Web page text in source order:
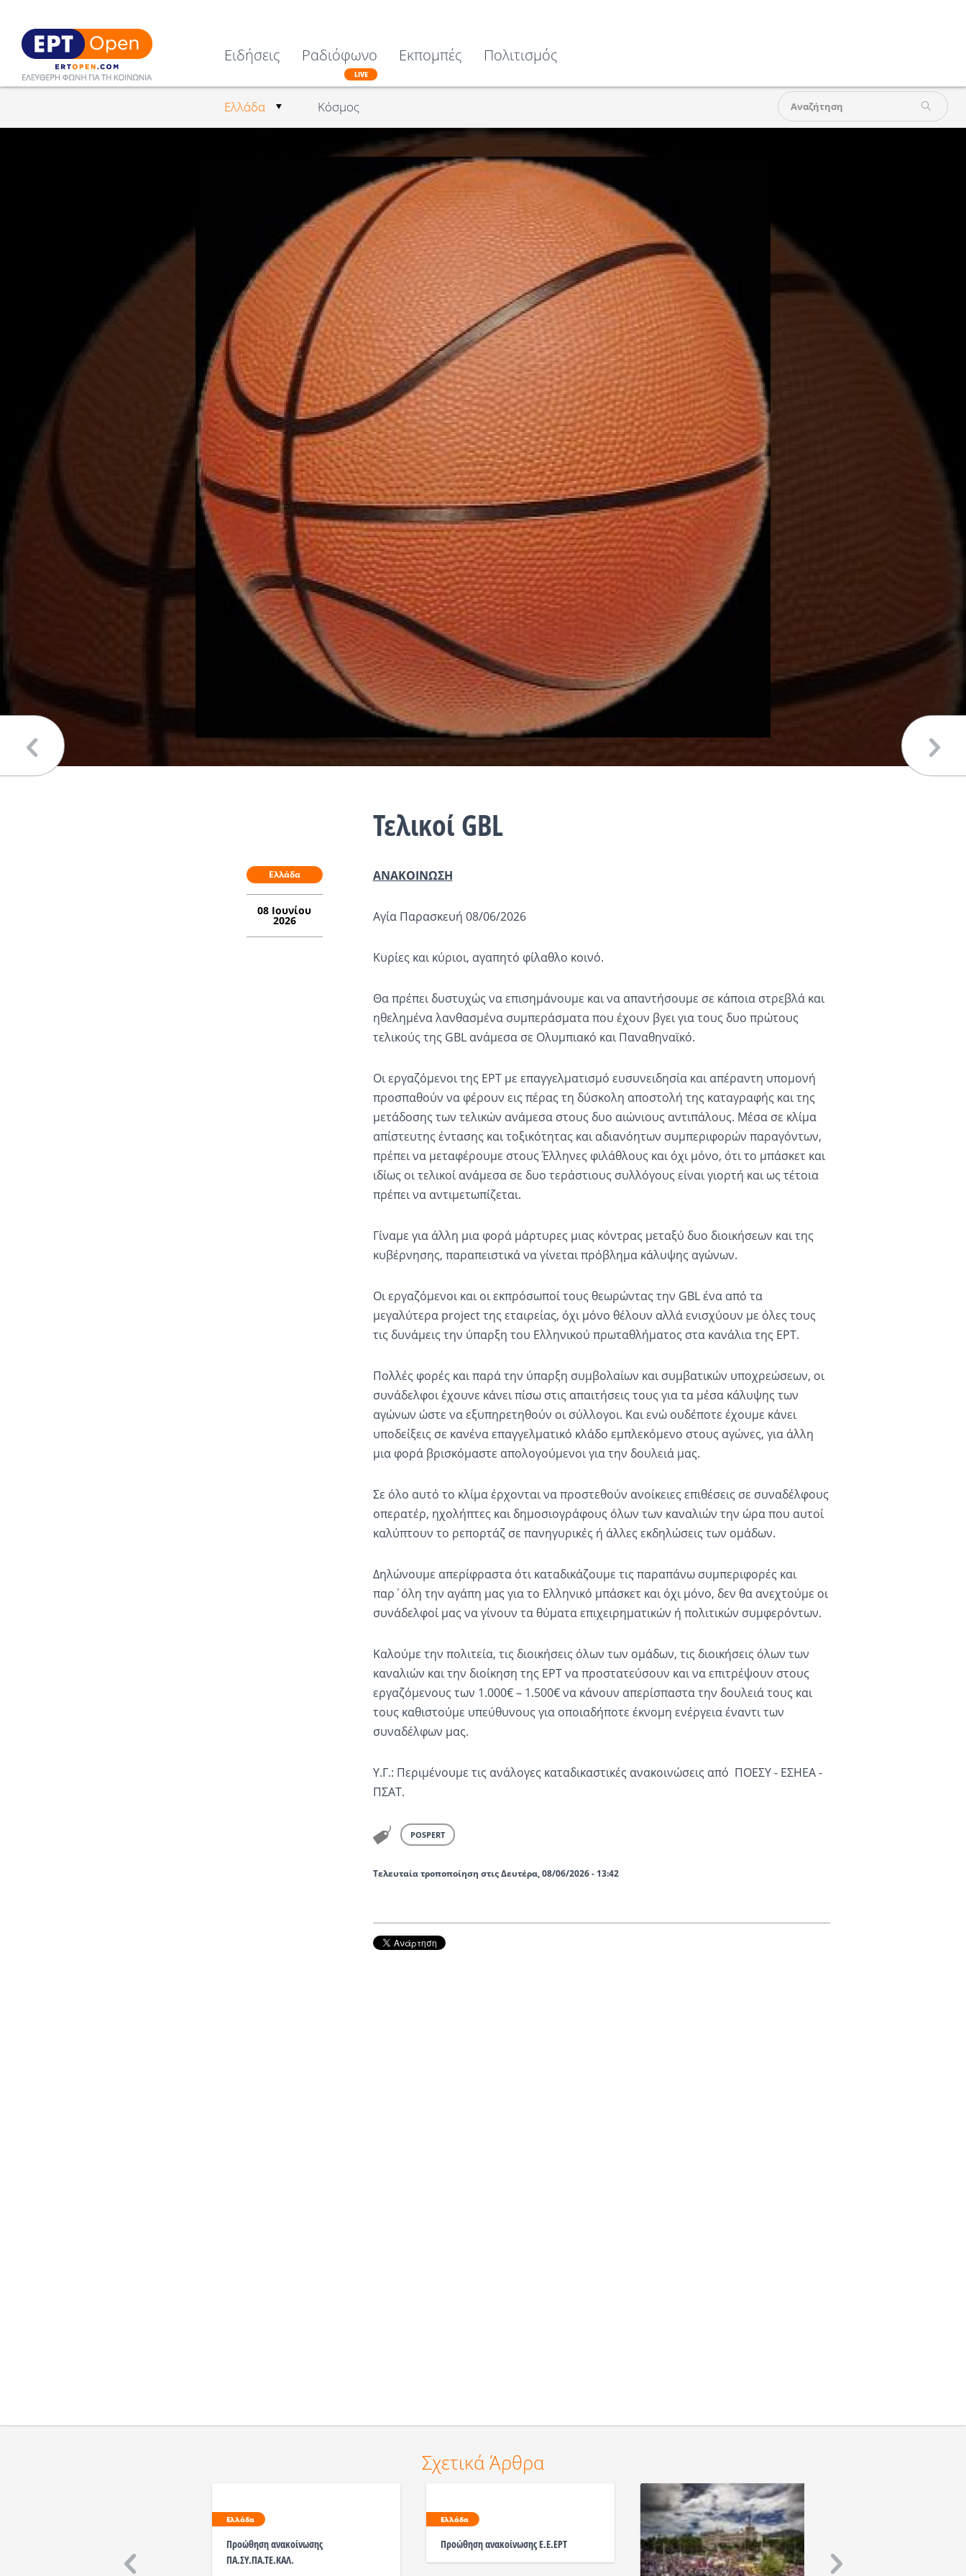
Ειδήσεις
Ελλάδα Κόσμος
Ραδιόφωνο
LIVE
Εκπομπές Πολιτισμός
Τελικοί GBL
Ελλάδα
08 Ιουνίου
2026
ΑΝΑΚΟΙΝΩΣΗ
Αγία Παρασκευή 08/06/2026
Κυρίες και κύριοι, αγαπητό φίλαθλο κοινό.
Θα πρέπει δυστυχώς να επισημάνουμε και να απαντήσουμε σε κάποια στρεβλά και
ηθελημένα λανθασμένα συμπεράσματα που έχουν βγει για τους δυο πρώτους
τελικούς της GBL ανάμεσα σε Ολυμπιακό και Παναθηναϊκό.
Οι εργαζόμενοι της ΕΡΤ με επαγγελματισμό ευσυνειδησία και απέραντη υπομονή
προσπαθούν να φέρουν εις πέρας τη δύσκολη αποστολή της καταγραφής και της
μετάδοσης των τελικών ανάμεσα στους δυο αιώνιους αντιπάλους. Μέσα σε κλίμα
απίστευτης έντασης και τοξικότητας και αδιανόητων συμπεριφορών παραγόντων,
πρέπει να μεταφέρουμε στους Έλληνες φιλάθλους και όχι μόνο, ότι το μπάσκετ και
ιδίως οι τελικοί ανάμεσα σε δυο τεράστιους συλλόγους είναι γιορτή και ως τέτοια
πρέπει να αντιμετωπίζεται.
Γίναμε για άλλη μια φορά μάρτυρες μιας κόντρας μεταξύ δυο διοικήσεων και της
κυβέρνησης, παραπειστικά να γίνεται πρόβλημα κάλυψης αγώνων.
Οι εργαζόμενοι και οι εκπρόσωποί τους θεωρώντας την GBL ένα από τα
μεγαλύτερα project της εταιρείας, όχι μόνο θέλουν αλλά ενισχύουν με όλες τους
τις δυνάμεις την ύπαρξη του Ελληνικού πρωταθλήματος στα κανάλια της ΕΡΤ.
Πολλές φορές και παρά την ύπαρξη συμβολαίων και συμβατικών υποχρεώσεων, οι
συνάδελφοι έχουνε κάνει πίσω στις απαιτήσεις τους για τα μέσα κάλυψης των
αγώνων ώστε να εξυπηρετηθούν οι σύλλογοι. Και ενώ ουδέποτε έχουμε κάνει
υποδείξεις σε κανένα επαγγελματικό κλάδο εμπλεκόμενο στους αγώνες, για άλλη
μια φορά βρισκόμαστε απολογούμενοι για την δουλειά μας.
Σε όλο αυτό το κλίμα έρχονται να προστεθούν ανοίκειες επιθέσεις σε συναδέλφους
οπερατέρ, ηχολήπτες και δημοσιογράφους όλων των καναλιών την ώρα που αυτοί
καλύπτουν το ρεπορτάζ σε πανηγυρικές ή άλλες εκδηλώσεις των ομάδων.
Δηλώνουμε απερίφραστα ότι καταδικάζουμε τις παραπάνω συμπεριφορές και
παρ΄όλη την αγάπη μας για το Ελληνικό μπάσκετ και όχι μόνο, δεν θα ανεχτούμε οι
συνάδελφοί μας να γίνουν τα θύματα επιχειρηματικών ή πολιτικών συμφερόντων.
Καλούμε την πολιτεία, τις διοικήσεις όλων των ομάδων, τις διοικήσεις όλων των
καναλιών και την διοίκηση της ΕΡΤ να προστατεύσουν και να επιτρέψουν στους
εργαζόμενους των 1.000€ – 1.500€ να κάνουν απερίσπαστα την δουλειά τους και
τους καθιστούμε υπεύθυνους για οποιαδήποτε έκνομη ενέργεια έναντι των
συναδέλφων μας.
Υ.Γ.: Περιμένουμε τις ανάλογες καταδικαστικές ανακοινώσεις από ΠΟΕΣΥ - ΕΣΗΕΑ -
ΠΣΑΤ.
POSPERT
Τελευταία τροποποίηση στις Δευτέρα, 08/06/2026 - 13:42
Σχετικά Άρθρα
Ελλάδα
Προώθηση ανακοίνωσης
ΠΑ.ΣΥ.ΠΑ.ΤΕ.ΚΑΛ.
Ελλάδα
Προώθηση ανακοίνωσης Ε.Ε.ΕΡΤ